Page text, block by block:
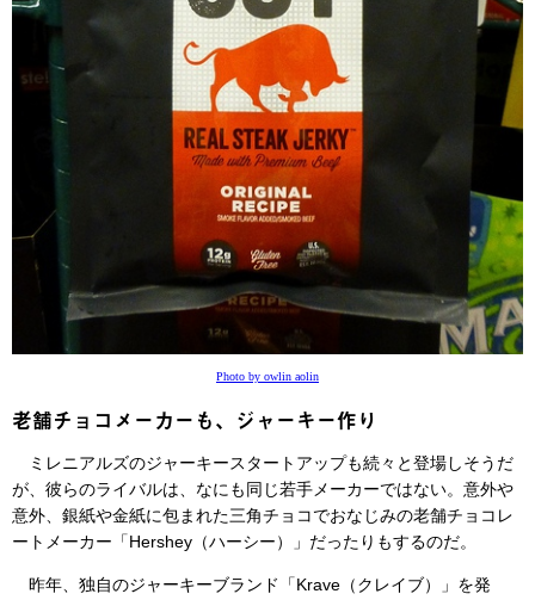
Photo by owlin aolin
老舗チョコメーカーも、ジャーキー作り
ミレニアルズのジャーキースタートアップも続々と登場しそうだ
が、彼らのライバルは、なにも同じ若手メーカーではない。意外や
意外、銀紙や金紙に包まれた三角チョコでおなじみの老舗チョコレ
ートメーカー「Hershey（ハーシー）」だったりもするのだ。
昨年、独自のジャーキーブランド「Krave（クレイブ）」を発